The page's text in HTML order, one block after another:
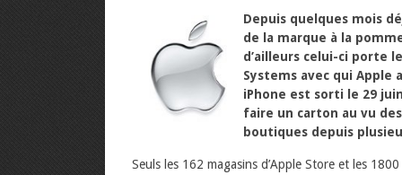
Depuis quelques mois
de la marque à la
d’ailleurs celui-ci porte
Systems avec qui Apple
iPhone est sorti le 29
faire un carton au vu
boutiques depuis
Seuls les 162 magasins d’Apple Store et les